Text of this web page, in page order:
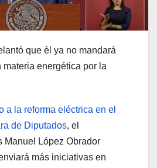
que él ya no mandará
energética por la
a la reforma eléctrica en el
de Diputados, el
Manuel López Obrador
más iniciativas en